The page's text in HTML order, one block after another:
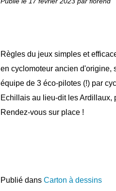
Règles du jeux simples et
en cyclomoteur ancien d'origine,
équipe de 3 éco-pilotes (!) par
Echillais au lieu-dit les Ardillaux,
Rendez-vous sur place !
Publié dans Carton à dessins